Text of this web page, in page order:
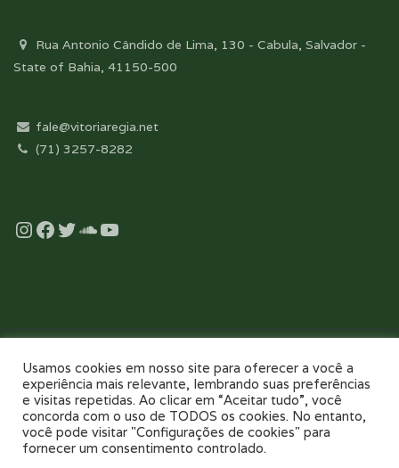
Rua Antonio Cândido de Lima, 130 - Cabula, Salvador -
State of Bahia, 41150-500
fale@vitoriaregia.net
(71) 3257-8282
Instagram
Facebook
Twitter
Soundcloud
YouTube
Desenvolvido com essência pela:
Usamos cookies em nosso site para oferecer a você a
experiência mais relevante, lembrando suas preferências
e visitas repetidas. Ao clicar em “Aceitar tudo”, você
concorda com o uso de TODOS os cookies. No entanto,
você pode visitar "Configurações de cookies" para
fornecer um consentimento controlado.